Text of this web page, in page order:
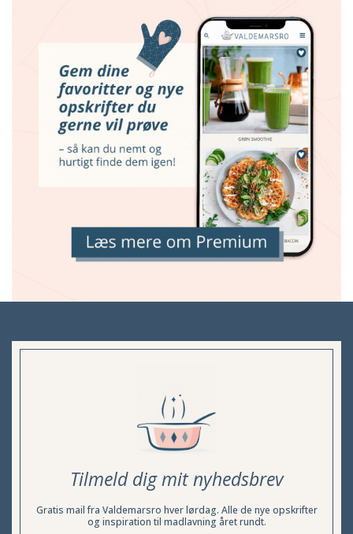
Tilmeld dig mit nyhedsbrev
Gratis mail fra Valdemarsro hver lørdag. Alle de nye opskrifter
og inspiration til madlavning året rundt.